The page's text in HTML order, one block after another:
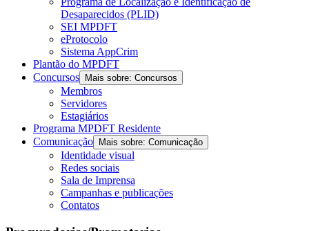
Desaparecidos (PLID)
SEI MPDFT
eProtocolo
Sistema AppCrim
Plantão do MPDFT
Concursos
Mais sobre: Concursos
Membros
Servidores
Estagiários
Programa MPDFT Residente
Comunicação
Mais sobre: Comunicação
Identidade visual
Redes sociais
Sala de Imprensa
Campanhas e publicações
Contatos